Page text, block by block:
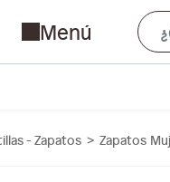
Menú
- Zapatos Zapatos